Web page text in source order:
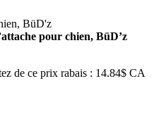
pour chien, BüD’z
de ce prix rabais : 14.84$ CA